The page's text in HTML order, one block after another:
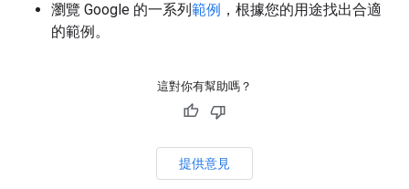
瀏覽 Google 的一系列範例 ，根據您的用途找出合適
的範例。
這對你有幫助嗎？
提供意見